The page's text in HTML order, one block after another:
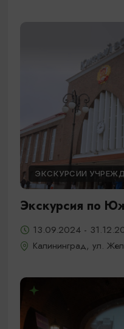
ЭКСКУРСИИ
Экскурсия по
13.09.2024 -
Калининград, ул.